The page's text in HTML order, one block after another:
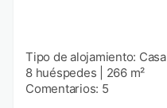
Tipo de alojamiento: Casa
8 huéspedes
266 m²
Comentarios: 5